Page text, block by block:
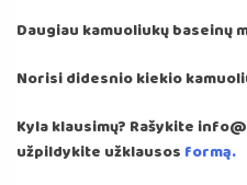
Daugiau kamuoliukų baseinų
Norisi didesnio kiekio
Kyla klausimų? Rašykite
užpildykite užklausos formą.